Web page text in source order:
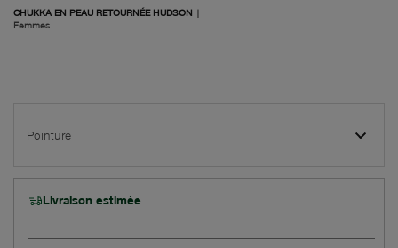
CHUKKA EN PEAU RETOURNÉE HUDSON |
Femmes
Pointure
Livraison estimée